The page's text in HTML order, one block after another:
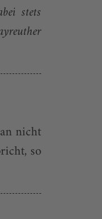
stets
nicht
so